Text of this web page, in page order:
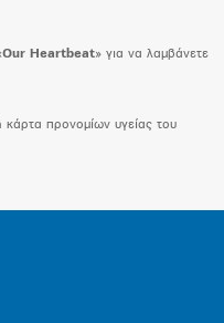
Our Heartbeat» για να λαμβάνετε
προνομίων υγείας του